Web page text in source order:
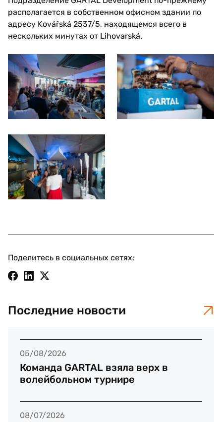
располагается в собственном офисном здании по
адресу Kovářská 2537/5, находящемся всего в
нескольких минутах от Lihovarská.
Поделитесь в социальных сетях:
Последние новости
05/08/2026
Команда GARTAL взяла верх в
волейбольном турнире
08/07/2026